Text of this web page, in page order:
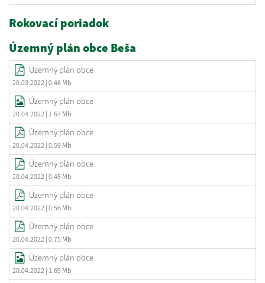
Rokovací poriadok
Územný plán obce Beša
Územný plán obce
20.03.2022 | 0.46 Mb
Územný plán obce
20.04.2022 | 1.67 Mb
Územný plán obce
20.04.2022 | 0.59 Mb
Územný plán obce
20.04.2022 | 0.45 Mb
Územný plán obce
20.04.2022 | 0.56 Mb
Územný plán obce
20.04.2022 | 0.75 Mb
Územný plán obce
20.04.2022 | 1.69 Mb